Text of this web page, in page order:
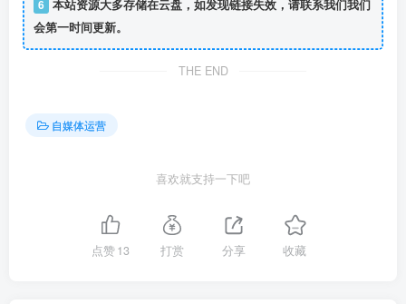
6 本站资源大多存储在云盘，如发现链接失效，请联系我们我们
会第一时间更新。
THE END
自媒体运营
喜欢就支持一下吧
点赞13 打赏 分享 收藏